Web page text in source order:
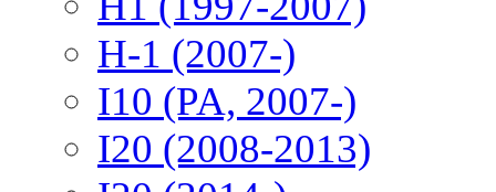
H-1 (2007-)
I10 (PA, 2007-)
I20 (2008-2013)